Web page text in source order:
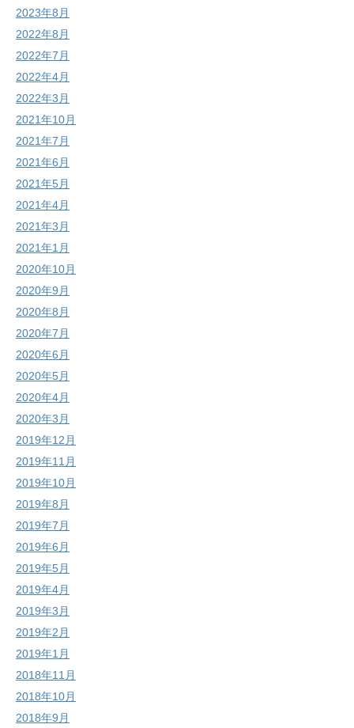
2023年8月
2022年8月
2022年7月
2022年4月
2022年3月
2021年10月
2021年7月
2021年6月
2021年5月
2021年4月
2021年3月
2021年1月
2020年10月
2020年9月
2020年8月
2020年7月
2020年6月
2020年5月
2020年4月
2020年3月
2019年12月
2019年11月
2019年10月
2019年8月
2019年7月
2019年6月
2019年5月
2019年4月
2019年3月
2019年2月
2019年1月
2018年11月
2018年10月
2018年9月